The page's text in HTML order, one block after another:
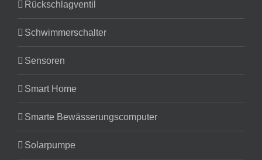
Rückschlagventil
Schwimmerschalter
Sensoren
Smart Home
Smarte Bewässerungscomputer
Solarpumpe